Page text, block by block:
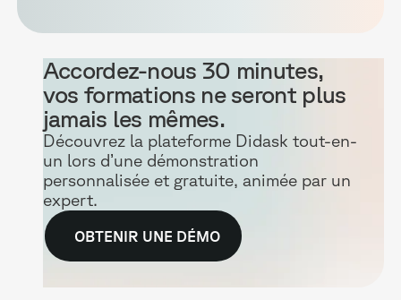
Accordez-nous 30 minutes,
vos formations ne seront plus
jamais les mêmes.
Découvrez la plateforme Didask tout-en-
un lors d’une démonstration
personnalisée et gratuite, animée par un
expert.
OBTENIR UNE DÉMO